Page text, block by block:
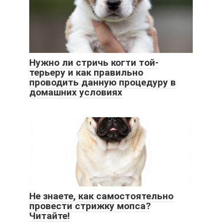
Нужно ли стричь когти той-
терьеру и как правильно
проводить данную процедуру в
домашних условиях
Не знаете, как самостоятельно
провести стрижку мопса?
Читайте!